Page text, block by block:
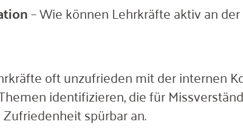
– Wie können Lehrkräfte aktiv an
oft unzufrieden mit der internen
identifizieren, die für
spürbar an.